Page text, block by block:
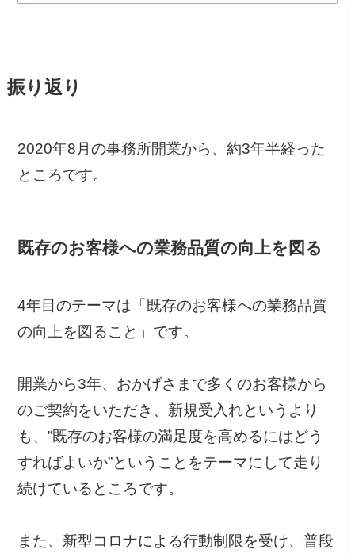
振り返り
2020年8月の事務所開業から、約3年半経った
ところです。
既存のお客様への業務品質の向上を図る
4年目のテーマは「既存のお客様への業務品質
の向上を図ること」です。
開業から3年、おかげさまで多くのお客様から
のご契約をいただき、新規受入れというより
も、”既存のお客様の満足度を高めるにはどう
すればよいか”ということをテーマにして走り
続けているところです。
また、新型コロナによる行動制限を受け、普段